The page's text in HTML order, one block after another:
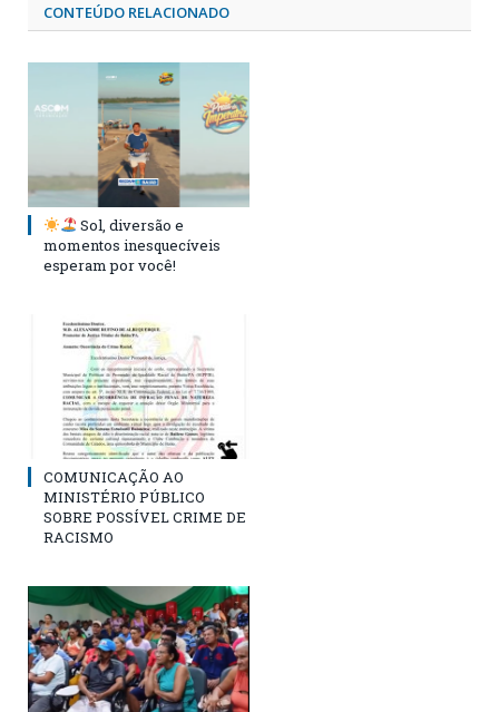
CONTEÚDO RELACIONADO
Sol, diversão e
momentos inesquecíveis
esperam por você!
COMUNICAÇÃO AO
MINISTÉRIO PÚBLICO
SOBRE POSSÍVEL CRIME DE
RACISMO